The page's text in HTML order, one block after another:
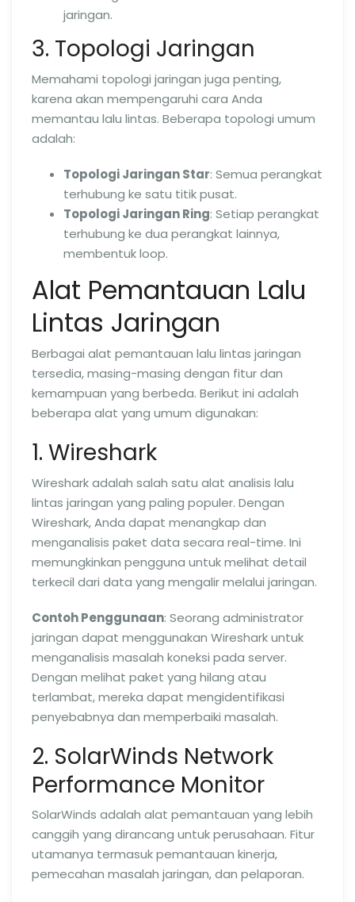
jaringan.
3. Topologi Jaringan
Memahami topologi jaringan juga penting,
karena akan mempengaruhi cara Anda
memantau lalu lintas. Beberapa topologi umum
adalah:
Topologi Jaringan Star: Semua perangkat
terhubung ke satu titik pusat.
Topologi Jaringan Ring: Setiap perangkat
terhubung ke dua perangkat lainnya,
membentuk loop.
Alat Pemantauan Lalu
Lintas Jaringan
Berbagai alat pemantauan lalu lintas jaringan
tersedia, masing-masing dengan fitur dan
kemampuan yang berbeda. Berikut ini adalah
beberapa alat yang umum digunakan:
1. Wireshark
Wireshark adalah salah satu alat analisis lalu
lintas jaringan yang paling populer. Dengan
Wireshark, Anda dapat menangkap dan
menganalisis paket data secara real-time. Ini
memungkinkan pengguna untuk melihat detail
terkecil dari data yang mengalir melalui jaringan.
Contoh Penggunaan: Seorang administrator
jaringan dapat menggunakan Wireshark untuk
menganalisis masalah koneksi pada server.
Dengan melihat paket yang hilang atau
terlambat, mereka dapat mengidentifikasi
penyebabnya dan memperbaiki masalah.
2. SolarWinds Network
Performance Monitor
SolarWinds adalah alat pemantauan yang lebih
canggih yang dirancang untuk perusahaan. Fitur
utamanya termasuk pemantauan kinerja,
pemecahan masalah jaringan, dan pelaporan.